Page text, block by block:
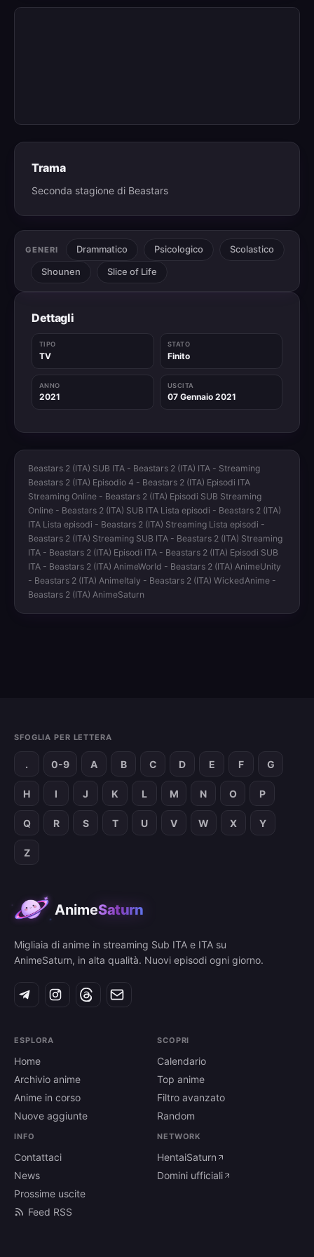
Trama
Seconda stagione di Beastars
GENERI Drammatico Psicologico
Scolastico
Shounen
Slice of Life
Dettagli
TIPO
TV
STATO
Finito
ANNO
2021
USCITA
07 Gennaio 2021
Beastars 2 (ITA) SUB ITA - Beastars 2 (ITA) ITA - Streaming
Beastars 2 (ITA) Episodio 4 - Beastars 2 (ITA) Episodi ITA
Streaming Online - Beastars 2 (ITA) Episodi SUB Streaming
Online - Beastars 2 (ITA) SUB ITA Lista episodi - Beastars 2 (ITA)
ITA Lista episodi - Beastars 2 (ITA) Streaming Lista episodi -
Beastars 2 (ITA) Streaming SUB ITA - Beastars 2 (ITA) Streaming
ITA - Beastars 2 (ITA) Episodi ITA - Beastars 2 (ITA) Episodi SUB
ITA - Beastars 2 (ITA) AnimeWorld - Beastars 2 (ITA) AnimeUnity
- Beastars 2 (ITA) AnimeItaly - Beastars 2 (ITA) WickedAnime -
Beastars 2 (ITA) AnimeSaturn
SFOGLIA PER LETTERA
. 0-9 A B C D E F G
H I J K L M N O P
Q R S T U V W X Y
Z
AnimeSaturn
Migliaia di anime in streaming Sub ITA e ITA su
AnimeSaturn, in alta qualità. Nuovi episodi ogni giorno.
ESPLORA
Home
Archivio anime
Anime in corso
Nuove aggiunte
SCOPRI
Calendario
Top anime
Filtro avanzato
Random
INFO
Contattaci
News
Prossime uscite
Feed RSS
NETWORK
HentaiSaturn
Domini ufficiali